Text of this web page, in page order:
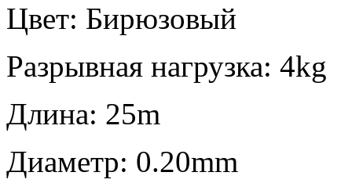
Цвет: Бирюзовый
Разрывная нагрузка: 4kg
Длина: 25m
Диаметр: 0.20mm